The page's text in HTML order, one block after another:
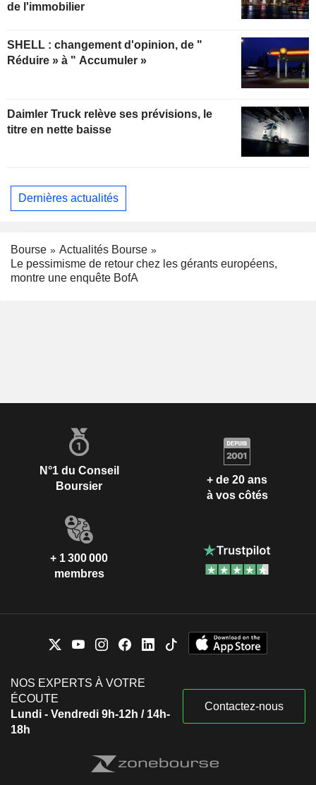
de l'immobilier
SHELL : changement d'opinion, de "
Réduire » à " Accumuler »
Daimler Truck relève ses prévisions, le
titre en nette baisse
Dernières actualités
Bourse
Actualités Bourse
Le pessimisme de retour chez les gérants européens,
montre une enquête BofA
N°1 du Conseil
Boursier
+ de 20 ans
à vos côtés
+ 1 300 000
membres
NOS EXPERTS À VOTRE
ÉCOUTE
Lundi - Vendredi 9h-12h / 14h-
18h
Contactez-nous